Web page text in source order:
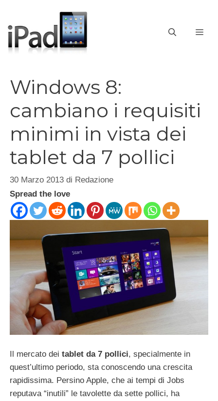
contenuto
Windows 8:
cambiano i requisiti
minimi in vista dei
tablet da 7 pollici
30 Marzo 2013 di Redazione
Spread the love
Il mercato dei tablet da 7 pollici, specialmente in
quest’ultimo periodo, sta conoscendo una crescita
rapidissima. Persino Apple, che ai tempi di Jobs
reputava “inutili” le tavolette da sette pollici, ha